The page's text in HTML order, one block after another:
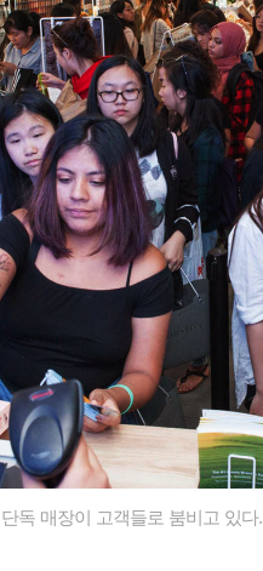
독 매장이 고객들로 붐비고 있다.